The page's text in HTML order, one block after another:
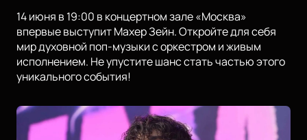
14 июня в 19:00 в концертном зале «Москва»
впервые выступит Махер Зейн. Откройте для себя
мир духовной поп-музыки с оркестром и живым
исполнением. Не упустите шанс стать частью этого
уникального события!